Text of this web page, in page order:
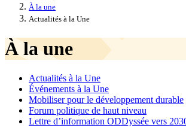
À la une
Actualités à la Une
À la une
Actualités à la Une
Événements à la Une
Mobiliser pour le développement durable
Forum politique de haut niveau
Lettre d’information ODDyssée vers